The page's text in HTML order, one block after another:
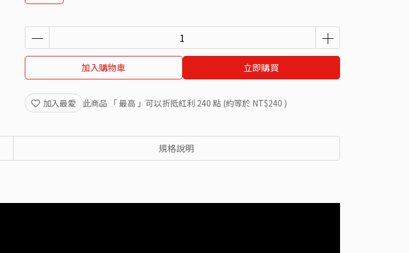
加入購物車 立即購買
加入最愛 此商品 「 最高 」可以折抵紅利 240 點 (約等於 NT$240 )
規格說明